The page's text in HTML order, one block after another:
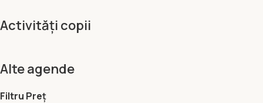
Activități copii
Alte agende
Filtru Preț